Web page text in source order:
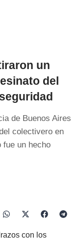
un
del
de Buenos Aires
colectivero en
fue un hecho
con los